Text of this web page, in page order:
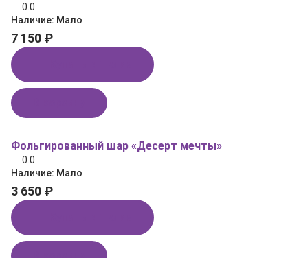
0.0
Наличие: Мало
7 150 ₽
Фольгированный шар «Десерт мечты»
0.0
Наличие: Мало
3 650 ₽